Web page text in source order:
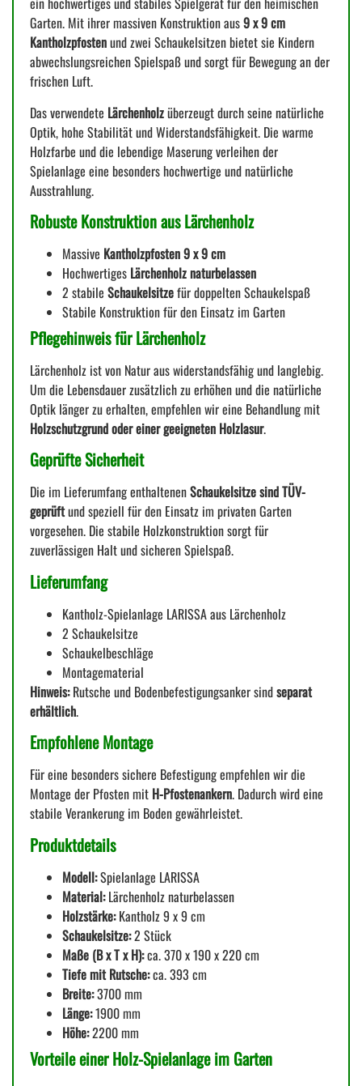
Garten. Mit ihrer massiven Konstruktion aus9 x 9 cm
Kantholzpfostenund zwei Schaukelsitzen bietet sie Kindern
abwechslungsreichen Spielspaß und sorgt für Bewegung an der
frischen Luft.
Das verwendete Lärchenholzüberzeugt durch seine natürliche
Optik, hohe Stabilität und Widerstandsfähigkeit. Die warme
Holzfarbe und die lebendige Maserung verleihen der
Spielanlage eine besonders hochwertige und natürliche
Ausstrahlung.
Robuste Konstruktion aus Lärchenholz
Massive Kantholzpfosten 9 x 9 cm
Hochwertiges Lärchenholz naturbelassen
2 stabile Schaukelsitzefür doppelten Schaukelspaß
Stabile Konstruktion für den Einsatz im Garten
Pflegehinweis für Lärchenholz
Lärchenholz ist von Natur aus widerstandsfähig und langlebig.
Um die Lebensdauer zusätzlich zu erhöhen und die natürliche
Optik länger zu erhalten, empfehlen wir eine Behandlung mit
Holzschutzgrund oder einer geeigneten Holzlasur.
Geprüfte Sicherheit
Die im Lieferumfang enthaltenenSchaukelsitze sind TÜV-
geprüftund speziell für den Einsatz im privaten Garten
vorgesehen. Die stabile Holzkonstruktion sorgt für
zuverlässigen Halt und sicheren Spielspaß.
Lieferumfang
Kantholz-Spielanlage LARISSA aus Lärchenholz
2 Schaukelsitze
Schaukelbeschläge
Montagematerial
Hinweis:Rutsche und Bodenbefestigungsanker sindseparat
erhältlich.
Empfohlene Montage
Für eine besonders sichere Befestigung empfehlen wir die
Montage der Pfosten mit H-Pfostenankern. Dadurch wird eine
stabile Verankerung im Boden gewährleistet.
Produktdetails
Modell:Spielanlage LARISSA
Material:Lärchenholz naturbelassen
Holzstärke:Kantholz 9 x 9 cm
Schaukelsitze:2 Stück
Maße (B x T x H):ca. 370 x 190 x 220 cm
Tiefe mit Rutsche:ca. 393 cm
Breite:3700 mm
Länge:1900 mm
Höhe:2200 mm
Vorteile einer Holz-Spielanlage im Garten